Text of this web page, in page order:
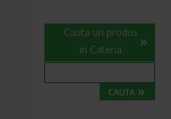
Cauta un produs
in Catena